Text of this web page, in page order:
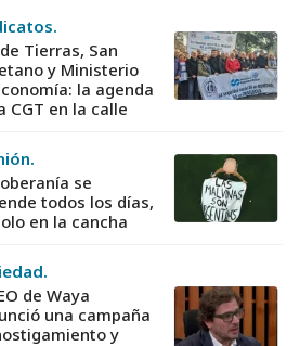
Tierras, San
y Ministerio
la agenda
CGT en la calle
se
todos los días,
en la cancha
de Waya
una campaña
y